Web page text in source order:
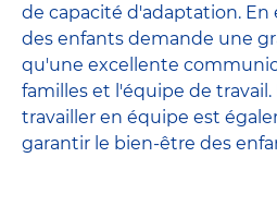
de capacité d'adaptation. En
des enfants demande une
qu'une excellente
familles et l'équipe de travail.
travailler en équipe est
garantir le bien-être des